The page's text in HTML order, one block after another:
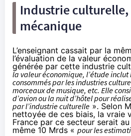
Industrie
mécanique
L’enseignant cassait par la
l’évaluation de la valeur
générée par cette industrie
la valeur économique, l’étude inclut
consommés par les industries
morceaux de musique, etc. Elle
d’avion ou la nuit d’hôtel pour
par l’industrie culturelle ». Selon
nettoyée de ces biais, la vraie
France par ce secteur serait
même 10 Mrds « pour les